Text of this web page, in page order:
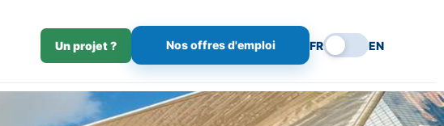
Un projet ? Nos offres d'emploi FR EN